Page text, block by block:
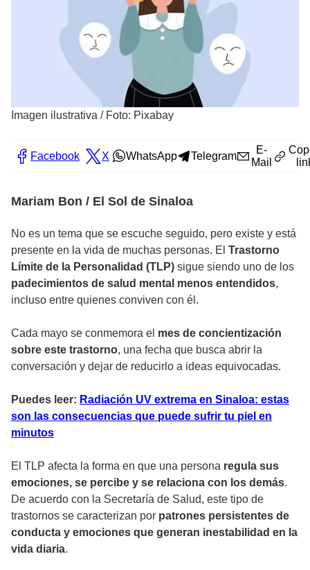
Imagen ilustrativa / Foto: Pixabay
Facebook X WhatsApp Telegram
E-
Mail
Mariam Bon / El Sol de Sinaloa
No es un tema que se escuche seguido, pero existe y está
presente en la vida de muchas personas. El Trastorno
Límite de la Personalidad (TLP) sigue siendo uno de los
padecimientos de salud mental menos entendidos,
incluso entre quienes conviven con él.
Cada mayo se conmemora el mes de concientización
sobre este trastorno, una fecha que busca abrir la
conversación y dejar de reducirlo a ideas equivocadas.
Puedes leer: Radiación UV extrema en Sinaloa: estas
son las consecuencias que puede sufrir tu piel en
minutos
El TLP afecta la forma en que una persona regula sus
emociones, se percibe y se relaciona con los demás.
De acuerdo con la Secretaría de Salud, este tipo de
trastornos se caracterizan por patrones persistentes de
conducta y emociones que generan inestabilidad en la
vida diaria.